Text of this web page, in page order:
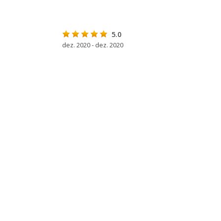
5.0
dez. 2020 - dez. 2020